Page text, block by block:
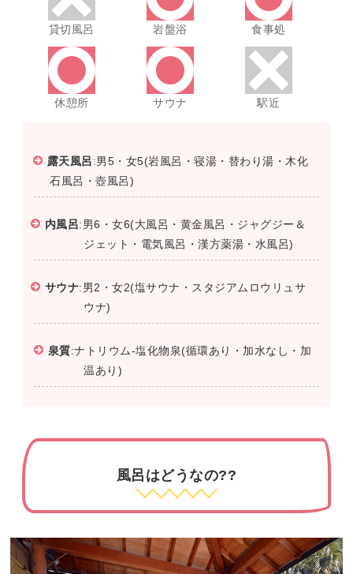
貸切風呂 岩盤浴 食事処
休憩所 サウナ 駅近
露天風呂:男5・女5(岩風呂・寝湯・替わり湯・木化
石風呂・壺風呂)
内風呂:男6・女6(大風呂・黄金風呂・ジャグジー＆
ジェット・電気風呂・漢方薬湯・水風呂)
サウナ:男2・女2(塩サウナ・スタジアムロウリュサ
ウナ)
泉質:ナトリウム-塩化物泉(循環あり・加水なし・加
温あり)
風呂はどうなの??